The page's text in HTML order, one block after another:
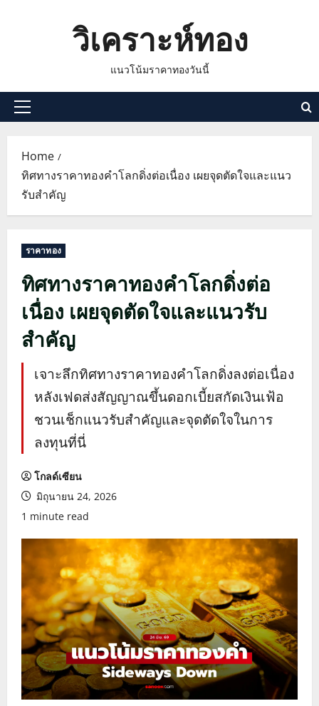
วิเคราะห์ทอง
แนวโน้มราคาทองวันนี้
Primary
Home
ทิศทางราคาทองคำโลกดิ่งต่อเนื่อง เผยจุดตัดใจและแนว
รับสำคัญ
ราคาทอง
ทิศทางราคาทองคำโลกดิ่งต่อ
เนื่อง เผยจุดตัดใจและแนวรับ
สำคัญ
เจาะลึกทิศทางราคาทองคำโลกดิ่งลงต่อเนื่อง
หลังเฟดส่งสัญญาณขึ้นดอกเบี้ยสกัดเงินเฟ้อ
ชวนเช็กแนวรับสำคัญและจุดตัดใจในการ
ลงทุนที่นี่
โกลด์เซียน
มิถุนายน 24, 2026
1 minute read